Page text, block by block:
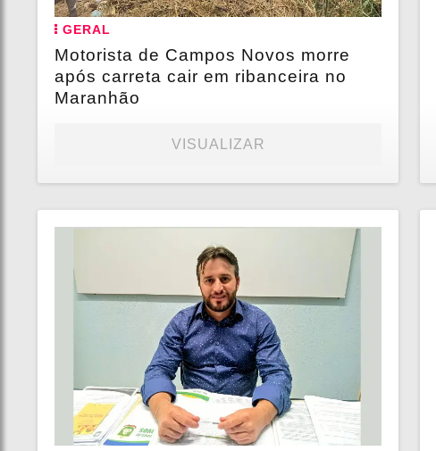
GERAL
Motorista de Campos Novos morre
após carreta cair em ribanceira no
Maranhão
VISUALIZAR